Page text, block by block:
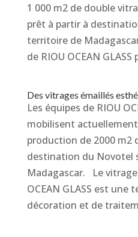
1 000 m2 de double
prêt à partir à
territoire de
de RIOU OCEAN
Des vitrages émaillés
Les équipes de RIOU
mobilisent
production de 2000 m2
destination du Novotel
Madagascar. Le
OCEAN GLASS est une
décoration et de